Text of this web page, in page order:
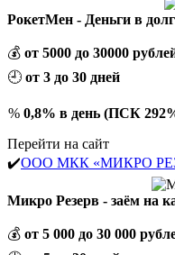
РокетМен - Деньги в
💰 от 5000 до 30000
🕘 от 3 до 30 дней
% 0,8% в день (ПСК
Перейти на сайт
✔️ООО МКК «МИКРО
Микро Резерв - заём на
💰 от 5 000 до 30 000